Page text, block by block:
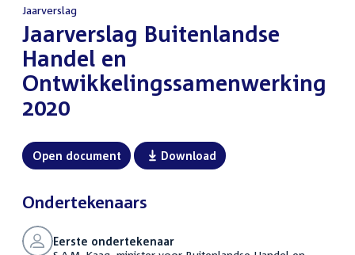
Jaarverslag
Jaarverslag Buitenlandse
Handel en
Ontwikkelingssamenwerking
2020
Open document Download
Ondertekenaars
Eerste ondertekenaar